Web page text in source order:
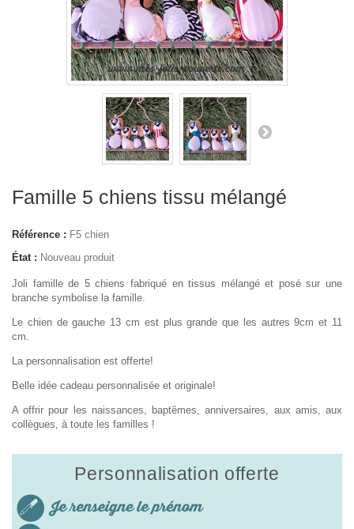
Famille 5 chiens tissu mélangé
Référence : F5 chien
État : Nouveau produit
Joli famille de 5 chiens fabriqué en tissus mélangé et posé sur une
branche symbolise la famille.
Le chien de gauche 13 cm est plus grande que les autres 9cm et 11
cm.
La personnalisation est offerte!
Belle idée cadeau personnalisée et originale!
A offrir pour les naissances, baptêmes, anniversaires, aux amis, aux
collègues, à toute les familles !
Personnalisation offerte